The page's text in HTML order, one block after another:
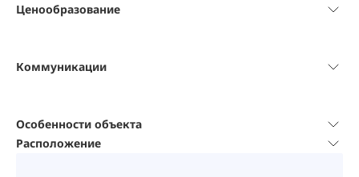
Ценообразование
Коммуникации
Особенности объекта
Расположение